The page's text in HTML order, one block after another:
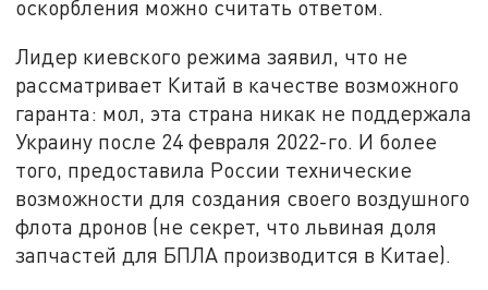
оскорбления можно считать ответом.
Лидер киевского режима заявил, что не
рассматривает Китай в качестве возможного
гаранта: мол, эта страна никак не поддержала
Украину после 24 февраля 2022-го. И более
того, предоставила России технические
возможности для создания своего воздушного
флота дронов (не секрет, что львиная доля
запчастей для БПЛА производится в Китае).